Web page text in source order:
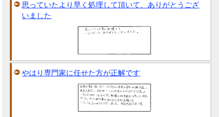
思っていたより早く処理して頂いて、ありがとうござ
いました
やはり専門家に任せた方が正解です